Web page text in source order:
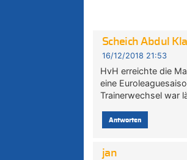
Scheich Abdul
16/12/2018 21:53
HvH erreichte die
eine
Trainerwechsel war
Antworten
jan